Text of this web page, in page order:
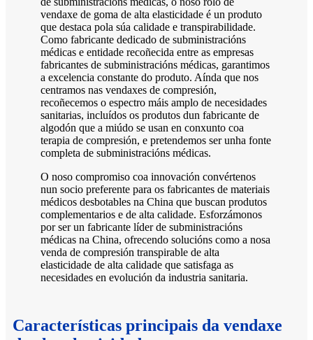
vendaxe de goma de alta elasticidade é un produto
que destaca pola súa calidade e transpirabilidade.
Como fabricante dedicado de subministracións
médicas e entidade recoñecida entre as empresas
fabricantes de subministracións médicas, garantimos
a excelencia constante do produto. Aínda que nos
centramos nas vendaxes de compresión,
recoñecemos o espectro máis amplo de necesidades
sanitarias, incluídos os produtos dun fabricante de
algodón que a miúdo se usan en conxunto coa
terapia de compresión, e pretendemos ser unha fonte
completa de subministracións médicas.
O noso compromiso coa innovación convértenos
nun socio preferente para os fabricantes de materiais
médicos desbotables na China que buscan produtos
complementarios e de alta calidade. Esforzámonos
por ser un fabricante líder de subministracións
médicas na China, ofrecendo solucións como a nosa
venda de compresión transpirable de alta
elasticidade de alta calidade que satisfaga as
necesidades en evolución da industria sanitaria.
Características principais da vendaxe